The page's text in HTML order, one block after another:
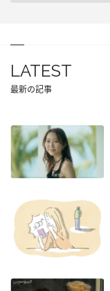
LATEST
最新の記事